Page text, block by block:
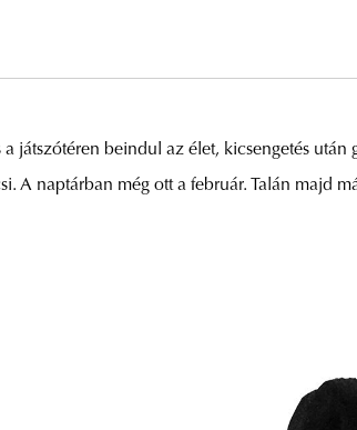
a játszótéren beindul az élet, kicsengetés
A naptárban még ott a február. Talán majd